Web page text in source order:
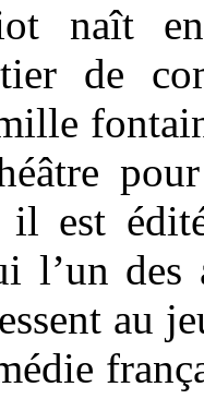
naît
de
est
l’un des
au